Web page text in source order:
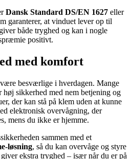
Dansk Standard DS/EN 1627 eller
garanterer, at vinduet lever op til
både tryghed og kan i nogle
positivt.
med komfort
besværlige i hverdagen. Mange
sikkerhed med nem betjening og
der kan stå på klem uden at kunne
elektronisk overvågning, der
mens du ikke er hjemme.
sammen med et
løsning, så du kan overvåge og styre
ekstra tryghed – især når du er på